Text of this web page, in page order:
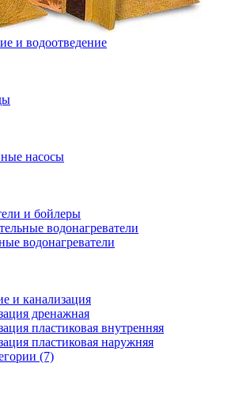
и водоотведение
насосы
и бойлеры
водонагреватели
водонагреватели
и канализация
дренажная
пластиковая внутренняя
пластиковая наружняя
(7)